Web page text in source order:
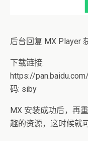
后台回复 MX Player
下载链接:
https://
码: siby
MX 安装成功后，再
趣的资源，这时候就